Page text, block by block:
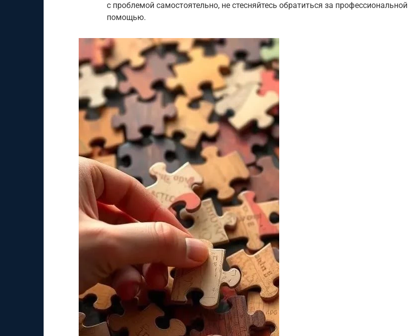
с проблемой самостоятельно, не стесняйтесь обратиться за профессиональной
помощью.